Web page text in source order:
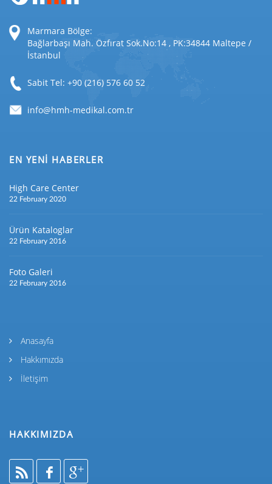
Marmara Bölge:
Bağlarbaşı Mah. Özfırat Sok.No:14 , PK:34844 Maltepe /
İstanbul
Sabit Tel: +90 (216) 576 60 52
EN YENİ HABERLER
High Care Center
22 February 2020
Ürün Kataloglar
22 February 2016
Foto Galeri
22 February 2016
Anasayfa
Hakkımızda
İletişim
HAKKIMIZDA